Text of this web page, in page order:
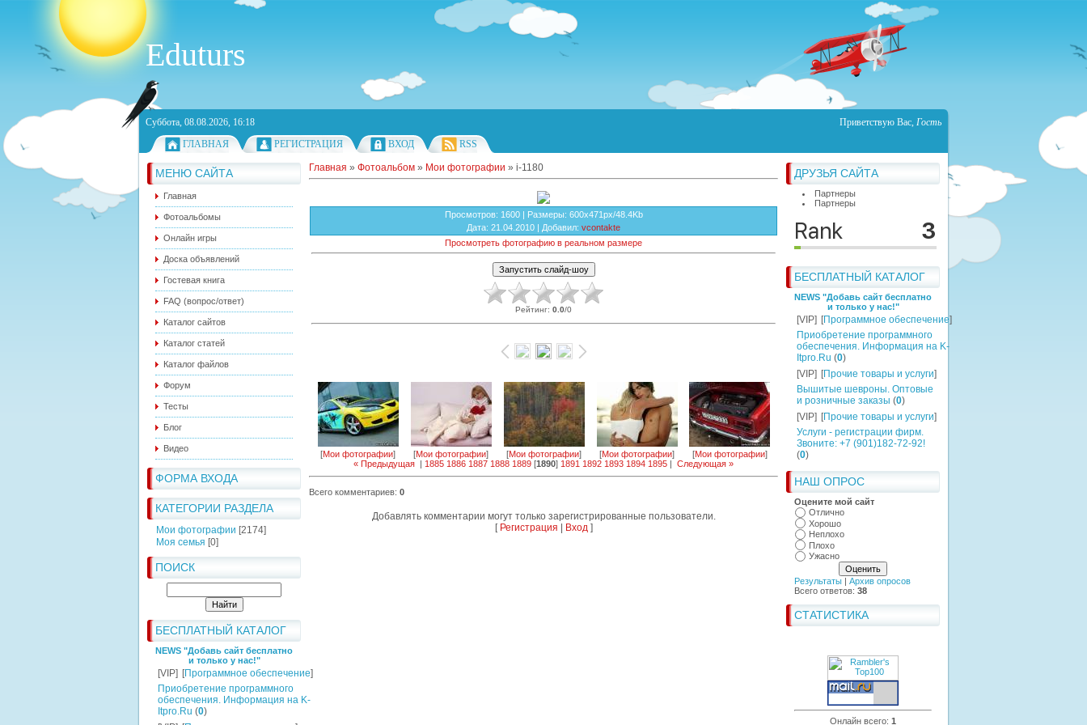
Eduturs
Суббота, 08.08.2026, 16:18 Приветствую Вас, Гость
ГЛАВНАЯ
РЕГИСТРАЦИЯ ВХОД RSS
МЕНЮ САЙТА
Главная
Фотоальбомы
Онлайн игры
Доска объявлений
Гостевая книга
FAQ (вопрос/ответ)
Каталог сайтов
Каталог статей
Каталог файлов
Форум
Тесты
Блог
Видео
ФОРМА ВХОДА
КАТЕГОРИИ РАЗДЕЛА
Мои фотографии [2174]
Моя семья [0]
ПОИСК
БЕСПЛАТНЫЙ КАТАЛОГ
NEWS "Добавь сайт бесплатно
и только у нас!"
[VIP] [Программное обеспечение]
Приобретение программного
обеспечения. Информация на K-
Itpro.Ru (0)
ДРУЗЬЯ САЙТА
Партнеры
Партнеры
БЕСПЛАТНЫЙ КАТАЛОГ
NEWS "Добавь сайт бесплатно
и только у нас!"
[VIP] [Программное обеспечение]
Приобретение программного
обеспечения. Информация на K-
Itpro.Ru (0)
[VIP] [Прочие товары и услуги]
Вышитые шевроны. Оптовые
и розничные заказы (0)
[VIP] [Прочие товары и услуги]
Услуги - регистрации фирм.
Звоните: +7 (901)182-72-92!
(0)
НАШ ОПРОС
Оцените мой сайт
Отлично
Хорошо
Неплохо
Плохо
Ужасно
Результаты | Архив опросов
Всего ответов: 38
СТАТИСТИКА
Онлайн всего: 1
Главная » Фотоальбом » Мои фотографии » i-1180
Просмотров: 1600 | Размеры: 600x471px/48.4Kb
Дата: 21.04.2010 | Добавил: vcontakte
Просмотреть фотографию в реальном размере
Рейтинг: 0.0/0
[Мои фотографии] [Мои фотографии] [Мои фотографии] [Мои фотографии] [Мои фотографии]
« Предыдущая | 1885 1886 1887 1888 1889 [1890] 1891 1892 1893 1894 1895 | Следующая »
Всего комментариев: 0
Добавлять комментарии могут только зарегистрированные пользователи.
[ Регистрация Вход]